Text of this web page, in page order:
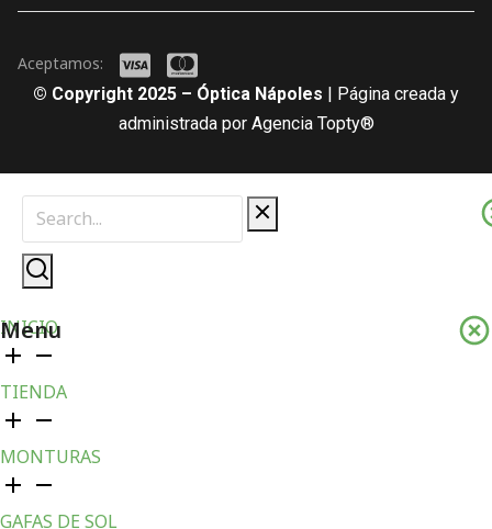
© Copyright 2025 – Óptica Nápoles | Página creada y
administrada por Agencia Topty®
Aceptamos:
Menu
INICIO
TIENDA
MONTURAS
GAFAS DE SOL